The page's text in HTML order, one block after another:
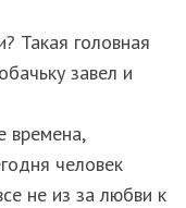
Такая головная
завел и
времена,
человек
не из за любви к